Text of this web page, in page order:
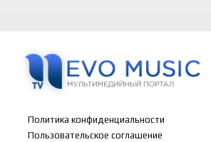
Политика конфиденциальности
Пользовательское соглашение